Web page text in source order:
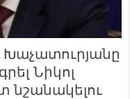
Նիկոլ
նշանակելու